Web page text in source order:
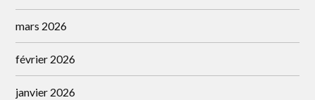
mars 2026
février 2026
janvier 2026